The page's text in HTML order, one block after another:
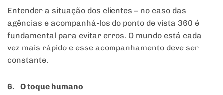
Entender a situação dos clientes – no caso das
agências e acompanhá-los do ponto de vista 360 é
fundamental para evitar erros. O mundo está cada
vez mais rápido e esse acompanhamento deve ser
constante.
6. O toque humano